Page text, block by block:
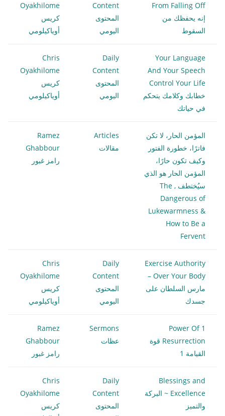
From Falling Off
إنه يحفظك من
السقوط
Content
المحتوى
اليومي
Oyakhilome
كريس
أوياكيلومي
Your Language
And Your Speech
Control Your Life
خطابك وكلامك يتحكم
في حياتك
Daily
Content
المحتوى
اليومي
Chris
Oyakhilome
كريس
أوياكيلومي
المؤمن الحار، لا تكن
فاترًا، خطورة الفتور
وكيف تكون حارًا،
المؤمن الحار هو الذي
سيُختطف , The
Dangerous of
Lukewarmness &
How to Be a
Fervent
Articles
مقالات
Ramez
Ghabbour
رامز غبور
Exercise Authority
Over Your Body –
مارس السلطان على
جسدك
Daily
Content
المحتوى
اليومي
Chris
Oyakhilome
كريس
أوياكيلومي
1 Power Of
Resurrection قوة
القيامة 1
Sermons
عظات
Ramez
Ghabbour
رامز غبور
Blessings and
Excellence ~ البركة
والتميز
Daily
Content
المحتوى
Chris
Oyakhilome
كريس